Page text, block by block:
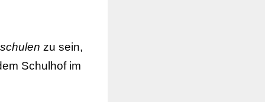
zu sein,
Schulhof im